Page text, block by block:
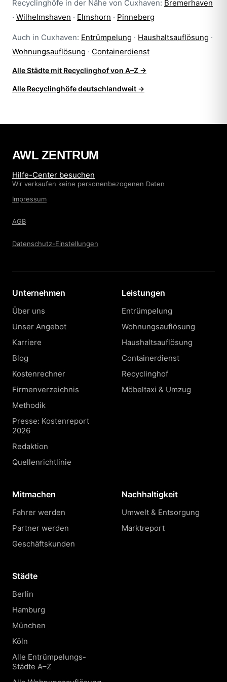
Recyclinghöfe in der Nähe von Cuxhaven: Bremerhaven
· Wilhelmshaven · Elmshorn · Pinneberg
Auch in Cuxhaven: Entrümpelung · Haushaltsauflösung ·
Wohnungsauflösung · Containerdienst
Alle Städte mit Recyclinghof von A–Z →
Alle Recyclinghöfe deutschlandweit →
AWL ZENTRUM
Hilfe-Center besuchen
Wir verkaufen keine personenbezogenen Daten
Impressum
AGB
Datenschutz-Einstellungen
Unternehmen
Über uns
Unser Angebot
Karriere
Blog
Kostenrechner
Firmenverzeichnis
Methodik
Presse: Kostenreport
2026
Redaktion
Quellenrichtlinie
Leistungen
Entrümpelung
Wohnungsauflösung
Haushaltsauflösung
Containerdienst
Recyclinghof
Möbeltaxi & Umzug
Mitmachen
Fahrer werden
Partner werden
Geschäftskunden
Nachhaltigkeit
Umwelt & Entsorgung
Marktreport
Städte
Berlin
Hamburg
München
Köln
Alle Entrümpelungs-
Städte A–Z